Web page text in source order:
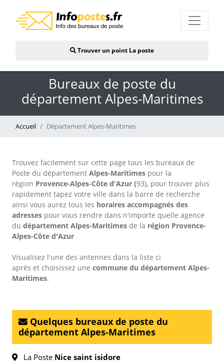
Trouver un point La poste
Bureaux de poste du
département Alpes-Maritimes
Accueil Département Alpes-Maritimes
Trouvez facilement sur cette page tous les bureaux de
Poste du département Alpes-Maritimes pour la
région Provence-Alpes-Côte d'Azur (93), pour trouver plus
rapidement tapez votre ville dans la barre de recherche
ainsi vous aurez tous les horaires accompagnés des
adresses pour vous rendre dans n'importe quelle agence
du département Alpes-Maritimes de la région Provence-
Alpes-Côte d'Azur
Visualisez l'une des antennes dans la liste ci
après et choisissez une commune du département Alpes-
Maritimes.
Quelques bureaux de poste du
département Alpes-Maritimes
La Poste Nice saint isidore